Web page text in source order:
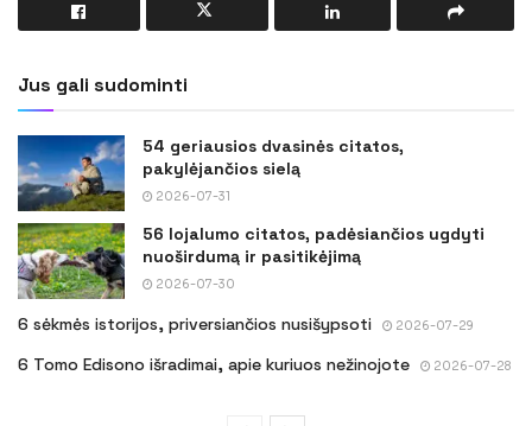
Jus gali sudominti
54 geriausios dvasinės citatos,
pakylėjančios sielą
2026-07-31
56 lojalumo citatos, padėsiančios ugdyti
nuoširdumą ir pasitikėjimą
2026-07-30
6 sėkmės istorijos, priversiančios nusišypsoti 2026-07-29
6 Tomo Edisono išradimai, apie kuriuos nežinojote 2026-07-28